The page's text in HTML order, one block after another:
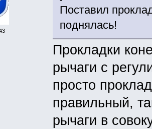
Поставил
поднялась!
Прокладки
рычаги с
просто
правильный,
рычаги в